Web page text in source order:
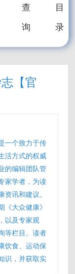
最新的健
信息、
学知识
帮助他
更好地
理自己
健康、
查
询
目
录
【官
一个致力于传
活方式的权威
的编辑团队管
家学者，为读
资讯和建议。
《大众健康》
以及专家观
等栏目。读者
饮食、运动保
识，并获取实